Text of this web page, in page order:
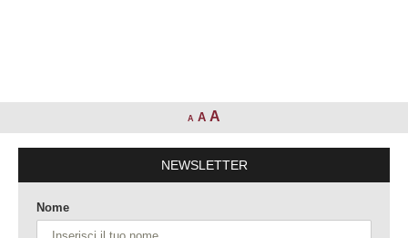
A A A
NEWSLETTER
Nome